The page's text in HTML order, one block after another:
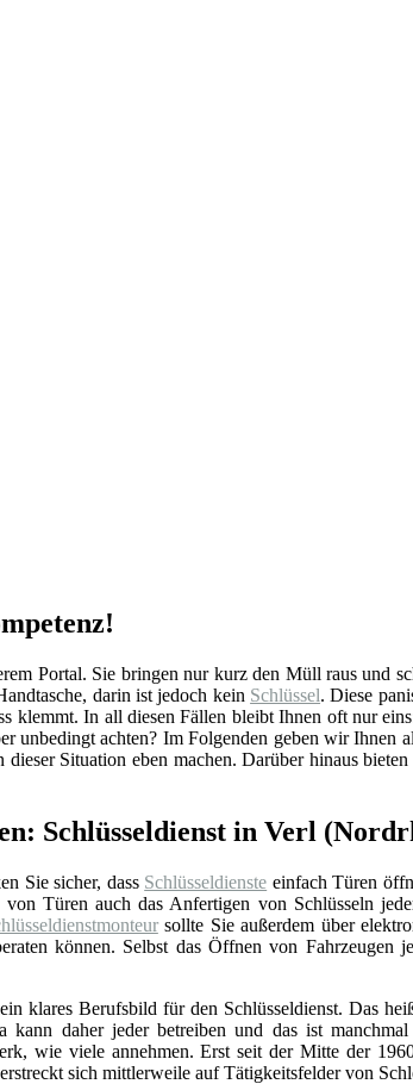
Portal. Sie bringen nur kurz den Müll raus und
darin ist jedoch kein Schlüssel. Diese
klemmt. In all diesen Fällen bleibt Ihnen oft nur
unbedingt achten? Im Folgenden geben wir
Situation eben machen. Darüber hinaus
Schlüsseldienst in Verl
Sie sicher, dass Schlüsseldienste einfach Türen
Türen auch das Anfertigen von Schlüsseln
sollte Sie außerdem über
können. Selbst das Öffnen von Fahrzeugen
klares Berufsbild für den Schlüsseldienst. Das
kann daher jeder betreiben und das ist
wie viele annehmen. Erst seit der Mitte der
sich mittlerweile auf Tätigkeitsfelder von